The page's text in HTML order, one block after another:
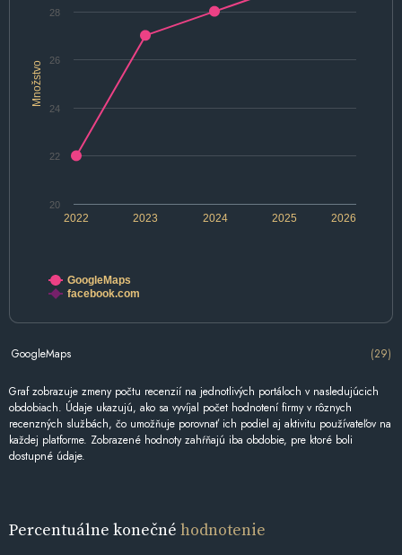
Množstvo
2022 2024 2026
2023 2025
20
22
24
26
28
GoogleMaps
facebook.com
GoogleMaps (29)
Graf zobrazuje zmeny počtu recenzií na jednotlivých portáloch v nasledujúcich
obdobiach. Údaje ukazujú, ako sa vyvíjal počet hodnotení firmy v rôznych
recenzných službách, čo umožňuje porovnať ich podiel aj aktivitu používateľov na
každej platforme. Zobrazené hodnoty zahŕňajú iba obdobie, pre ktoré boli
dostupné údaje.
Percentuálne konečné hodnotenie